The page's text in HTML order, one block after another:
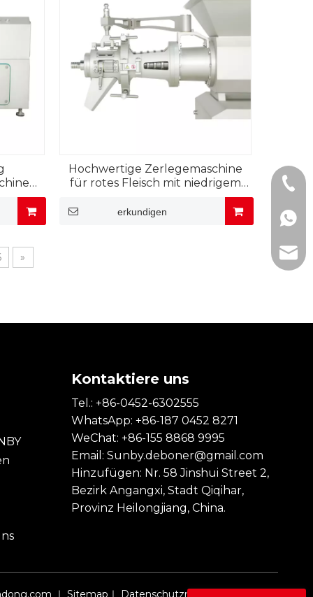
Hochwertige Zerlegemaschine
für rotes Fleisch mit niedrigem
erkundigen
»
+86-
+86-
Kontaktiere uns
Tel.: +86-0452-6302555
WhatsApp: +86-187 0452 8271
WeChat: +86-155 8868 9995
Email: Sunby.deboner@gmail.com
Hinzufügen: Nr. 58 Jinshui Street 2,
Bezirk Angangxi, Stadt Qiqihar,
Provinz Heilongjiang, China.
｜ Sitemap ｜ Datenschutzrichtlinie